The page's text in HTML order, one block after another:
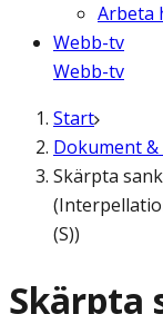
Arbeta
Webb-tv
Webb-tv
Start
Dokument
Skärpta
(S))
Skärpta